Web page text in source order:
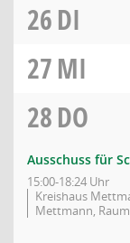
26DI
27MI
28DO
Ausschuss für
15:00-18:24 Uhr
Kreishaus
Mettmann,